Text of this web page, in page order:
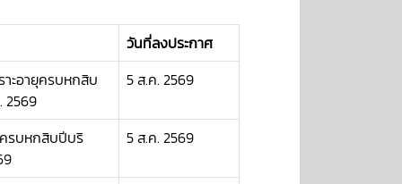
วันที่ลงประกาศ
ะอายุครบหกสิบ
5 ส.ค. 2569
ครบหกสิบปีบริ
5 ส.ค. 2569